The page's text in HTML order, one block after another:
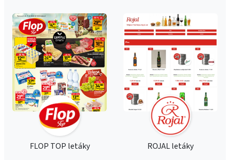
FLOP TOP letáky ROJAL letáky